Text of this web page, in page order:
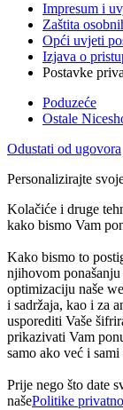
Impresum i
Zaštita
Opći uvjeti
Izjava o
Postavke
Poduzeće
Ostale
Odustati od ugovora
Personalizirajte
Kolačiće i druge
kako bismo Vam
Kako bismo to
njihovom
optimizaciju naše
i sadržaja, kao i za
usporediti Vaše
prikazivati Vam
samo ako već i
Prije nego što date
našePolitike